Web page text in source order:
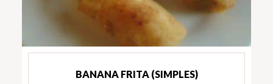
BANANA FRITA (SIMPLES)